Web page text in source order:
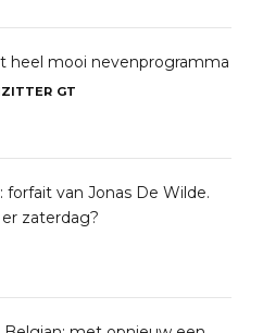
heel mooi nevenprogramma
GT
forfait van Jonas De Wilde.
zaterdag?